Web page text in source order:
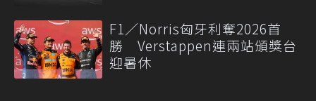
F1／Norris匈牙利奪2026首
勝 Verstappen連兩站頒獎台
迎暑休